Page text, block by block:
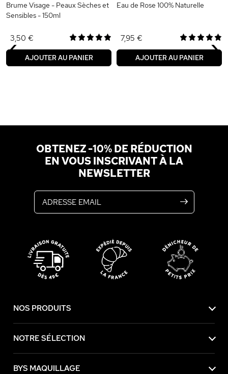
Brume Visage - Peaux Sèches et
Sensibles - 150ml
3,50 €
AJOUTER AU PANIER
Eau de Rose 100% Naturelle
7,95 €
AJOUTER AU PANIER
‹ ›
OBTENEZ -10% DE RÉDUCTION
EN VOUS INSCRIVANT À LA
NEWSLETTER
NOS PRODUITS
NOTRE SÉLECTION
BYS MAQUILLAGE